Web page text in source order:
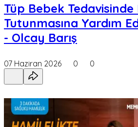
Tüp Bebek Tedavisinde
Tutunmasına Yardım
- Olcay Barış
07 Haziran 2026 0 0